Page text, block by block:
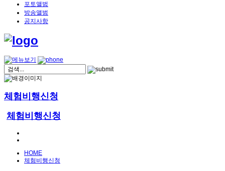
포토앨범
방송앨범
공지사항
체험비행신청
체험비행신청
HOME
체험비행신청